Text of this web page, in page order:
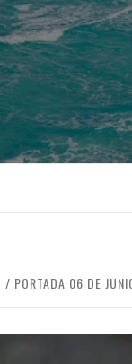
PORTADA 06 DE